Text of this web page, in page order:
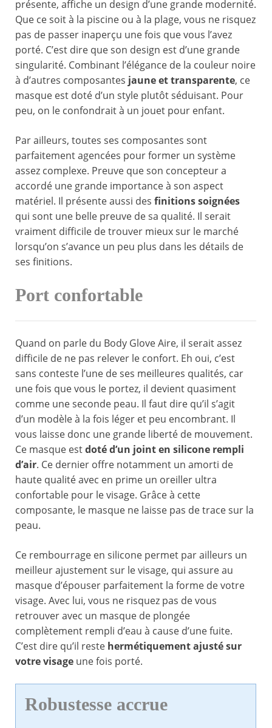
présente, affiche un design d’une grande modernité.
Que ce soit à la piscine ou à la plage, vous ne risquez
pas de passer inaperçu une fois que vous l’avez
porté. C’est dire que son design est d’une grande
singularité. Combinant l’élégance de la couleur noire
à d’autres composantes jaune et transparente, ce
masque est doté d’un style plutôt séduisant. Pour
peu, on le confondrait à un jouet pour enfant.
Par ailleurs, toutes ses composantes sont
parfaitement agencées pour former un système
assez complexe. Preuve que son concepteur a
accordé une grande importance à son aspect
matériel. Il présente aussi des finitions soignées
qui sont une belle preuve de sa qualité. Il serait
vraiment difficile de trouver mieux sur le marché
lorsqu’on s’avance un peu plus dans les détails de
ses finitions.
Port confortable
Quand on parle du Body Glove Aire, il serait assez
difficile de ne pas relever le confort. Eh oui, c’est
sans conteste l’une de ses meilleures qualités, car
une fois que vous le portez, il devient quasiment
comme une seconde peau. Il faut dire qu’il s’agit
d’un modèle à la fois léger et peu encombrant. Il
vous laisse donc une grande liberté de mouvement.
Ce masque estdoté d’un joint en silicone rempli
d’air. Ce dernier offre notamment un amorti de
haute qualité avec en prime un oreiller ultra
confortable pour le visage. Grâce à cette
composante, le masque ne laisse pas de trace sur la
peau.
Ce rembourrage en silicone permet par ailleurs un
meilleur ajustement sur le visage, qui assure au
masque d’épouser parfaitement la forme de votre
visage. Avec lui, vous ne risquez pas de vous
retrouver avec un masque de plongée
complètement rempli d’eau à cause d’une fuite.
C’est dire qu’il reste hermétiquement ajusté sur
votre visage une fois porté.
Robustesse accrue